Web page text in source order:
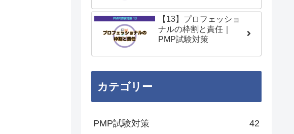
【13】プロフェッショ
ナルの枠割と責任｜
PMP試験対策
カテゴリー
PMP試験対策 42